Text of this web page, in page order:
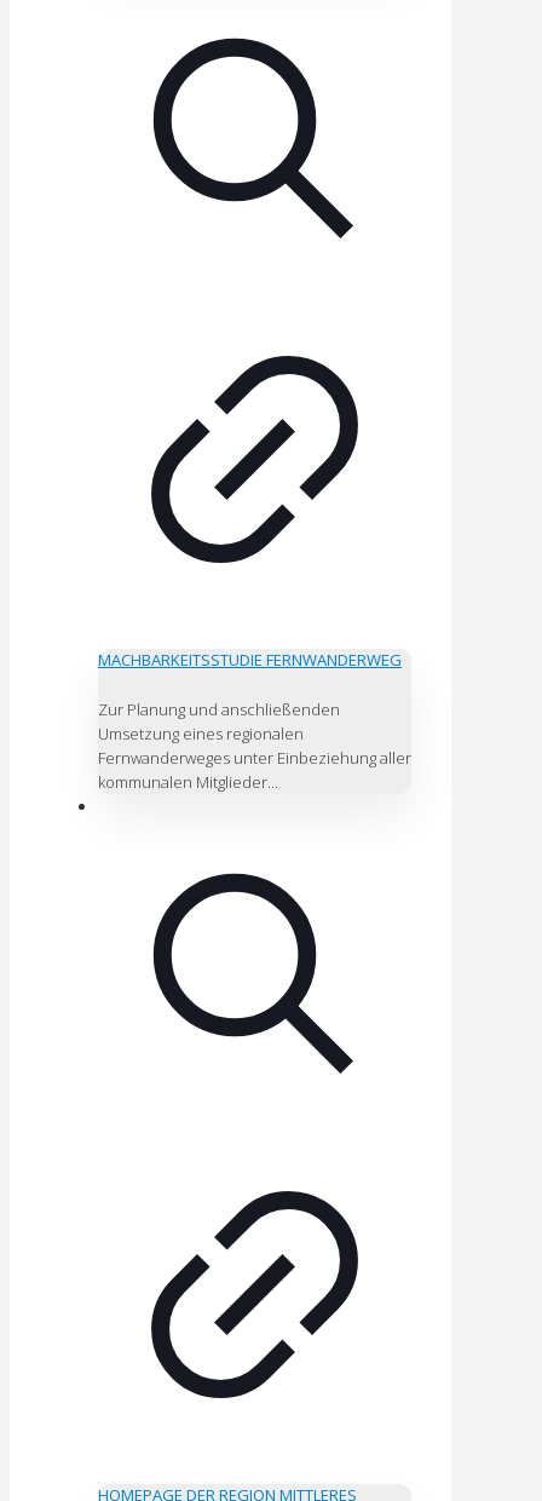
MACHBARKEITSSTUDIE FERNWANDERWEG
Zur Planung und anschließenden
Umsetzung eines regionalen
Fernwanderweges unter Einbeziehung aller
kommunalen Mitglieder...
HOMEPAGE DER REGION MITTLERES